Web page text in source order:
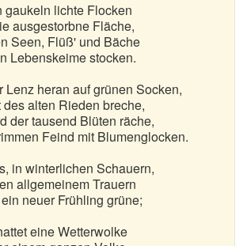
gaukeln lichte Flocken
ausgestorbne Fläche,
Seen, Flüß' und Bäche
Lebenskeime stocken.
Lenz heran auf grünen Socken,
alten Rieden breche,
der tausend Blüten räche,
Feind mit Blumenglocken.
in winterlichen Schauern,
allgemeinem Trauern
neuer Frühling grüne;
eine Wetterwolke